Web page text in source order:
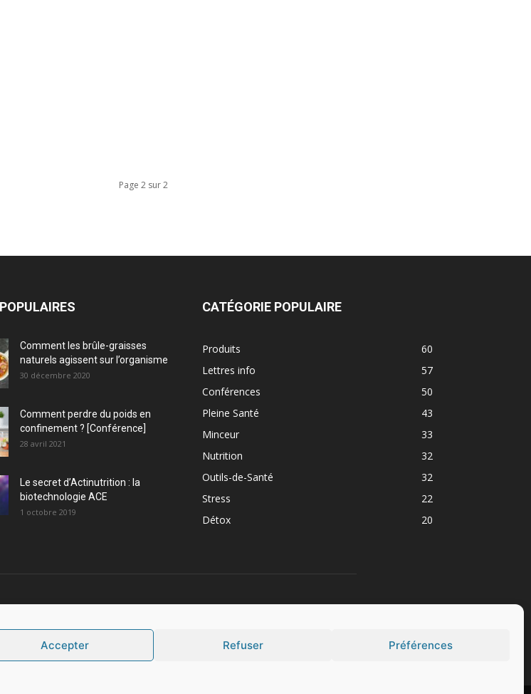
Accepter Refuser Préférences
Page 2 sur 2
Comment les brûle-graisses
naturels agissent sur l’organisme
30 décembre 2020
Comment perdre du poids en
confinement ? [Conférence]
28 avril 2021
Le secret d’Actinutrition : la
biotechnologie ACE
1 octobre 2019
CATÉGORIE POPULAIRE
Produits
60
Lettres info
57
Conférences
50
Pleine Santé
43
Minceur
33
Nutrition
32
Outils-de-Santé
32
Stress
22
Détox
20